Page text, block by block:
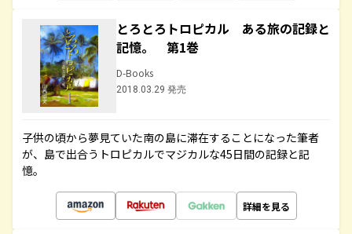
とろとろトロピカル ある旅の記録と
記憶。 第1巻
D-Books
2018.03.29 発売
子供の頃から夢見ていた南の島に滞在することになった筆者
が、島で出合うトロピカルでマジカルな45日間の記録と記
憶。
詳細を見る